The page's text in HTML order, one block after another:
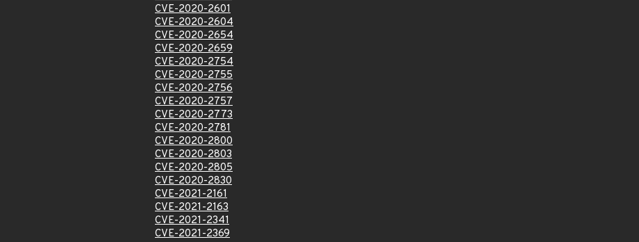
CVE-2020-2601
CVE-2020-2604
CVE-2020-2654
CVE-2020-2659
CVE-2020-2754
CVE-2020-2755
CVE-2020-2756
CVE-2020-2757
CVE-2020-2773
CVE-2020-2781
CVE-2020-2800
CVE-2020-2803
CVE-2020-2805
CVE-2020-2830
CVE-2021-2161
CVE-2021-2163
CVE-2021-2341
CVE-2021-2369